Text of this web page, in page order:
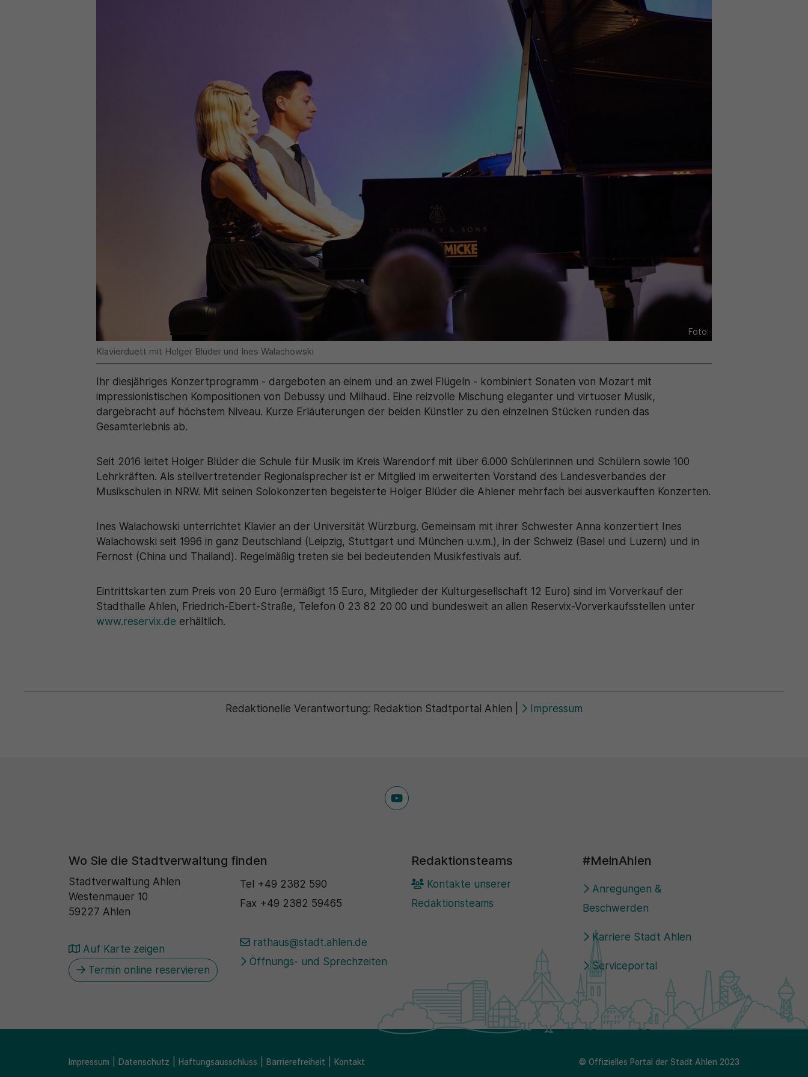
Foto:
Klavierduett mit Holger Blüder und Ines Walachowski
Ihr diesjähriges Konzertprogramm - dargeboten an einem und an zwei Flügeln - kombiniert Sonaten von Mozart mit
impressionistischen Kompositionen von Debussy und Milhaud. Eine reizvolle Mischung eleganter und virtuoser Musik,
dargebracht auf höchstem Niveau. Kurze Erläuterungen der beiden Künstler zu den einzelnen Stücken runden das
Gesamterlebnis ab.
Seit 2016 leitet Holger Blüder die Schule für Musik im Kreis Warendorf mit über 6.000 Schülerinnen und Schülern sowie 100
Lehrkräften. Als stellvertretender Regionalsprecher ist er Mitglied im erweiterten Vorstand des Landesverbandes der
Musikschulen in NRW. Mit seinen Solokonzerten begeisterte Holger Blüder die Ahlener mehrfach bei ausverkauften Konzerten.
Ines Walachowski unterrichtet Klavier an der Universität Würzburg. Gemeinsam mit ihrer Schwester Anna konzertiert Ines
Walachowski seit 1996 in ganz Deutschland (Leipzig, Stuttgart und München u.v.m.), in der Schweiz (Basel und Luzern) und in
Fernost (China und Thailand). Regelmäßig treten sie bei bedeutenden Musikfestivals auf.
Eintrittskarten zum Preis von 20 Euro (ermäßigt 15 Euro, Mitglieder der Kulturgesellschaft 12 Euro) sind im Vorverkauf der
Stadthalle Ahlen, Friedrich-Ebert-Straße, Telefon 0 23 82 20 00 und bundesweit an allen Reservix-Vorverkaufsstellen unter
www.reservix.de erhältlich.
Redaktionelle Verantwortung: Redaktion Stadtportal Ahlen Impressum
Wo Sie die Stadtverwaltung finden
Stadtverwaltung Ahlen
Westenmauer 10
59227 Ahlen
Auf Karte zeigen
Termin online reservieren
Tel +49 2382 590
Fax +49 2382 59465
rathaus@stadt.ahlen.de
Öffnungs- und Sprechzeiten
Redaktionsteams
Kontakte unserer
Redaktionsteams
#MeinAhlen
Anregungen &
Beschwerden
Karriere Stadt Ahlen
Serviceportal
Impressum Datenschutz Haftungsausschluss Barrierefreiheit Kontakt © Offizielles Portal der Stadt Ahlen 2023
generierte ID, für die historische Speicherung
Ihrer vorgenommen Einstellungen, falls der
Details wie die eindeutige Besucher-ID zu
Anbieter
Laufzeit
Zweck
Wird für statistische Zwecke verwendet, um
vorübergehende Daten des Besuchs zu